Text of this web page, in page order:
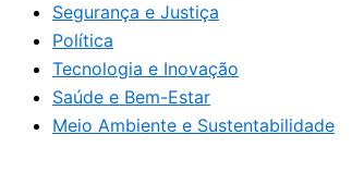
Segurança e Justiça
Política
Tecnologia e Inovação
Saúde e Bem-Estar
Meio Ambiente e Sustentabilidade